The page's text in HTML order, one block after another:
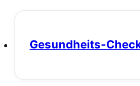
Gesundheits-